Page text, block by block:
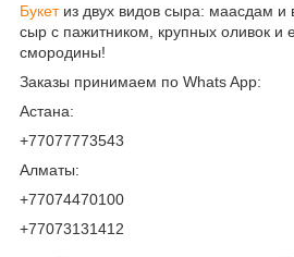
Букетиз двух видов сыра: маасдам
сыр с пажитником, крупных оливок и
смородины!
Заказы принимаем по Whats App:
Астана:
+77077773543
Алматы:
+77074470100
+77073131412